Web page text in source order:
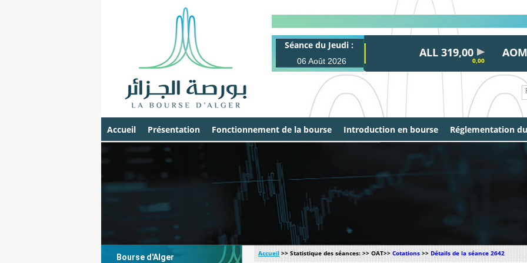
Séance du Jeudi :
06 Août 2026
ALL 319,00 AOM
Accueil Présentation Fonctionnement de la bourse Introduction en bourse Réglementation
Bourse d'Alger Accueil>> Statistique des séances: >> OAT>>Cotations>>Détails de la séance 2642